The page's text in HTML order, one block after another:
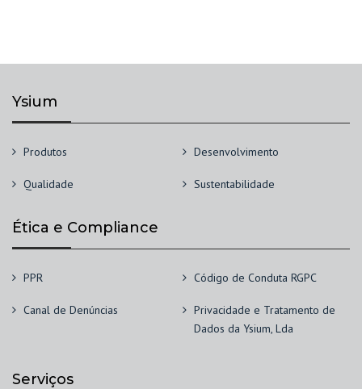
Ysium
Produtos Desenvolvimento
Qualidade Sustentabilidade
Ética e Compliance
PPR Código de Conduta RGPC
Canal de Denúncias
Privacidade e Tratamento de
Dados da Ysium, Lda
Serviços